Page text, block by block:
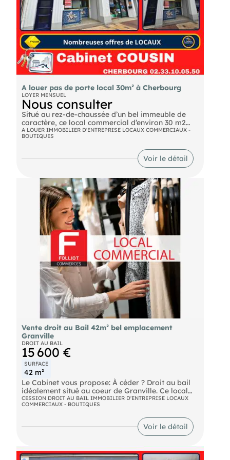
A louer pas de porte local 30m² à Cherbourg
LOYER MENSUEL
Nous consulter
Situé au rez-de-chaussée d’un bel immeuble de
caractère, ce local commercial d’environ 30 m2
bénéficie d’un emplacement agréable en centre-
ville. Le local comprend : • 1 boutique / espace
principal • 1 mezzanine • 1 WC Atouts : Accès PMR
Rideau de sécurité Local propre et fonctionnel Pas
de TVA Loyer : 800 euros HC / mois Idéal pour
services
A LOUER IMMOBILIER D'ENTREPRISE LOCAUX COMMERCIAUX -
BOUTIQUES
Voir le détail
Vente droit au Bail 42m² bel emplacement
Granville
DROIT AU BAIL
15 600 €
SURFACE
42 m²
Le Cabinet vous propose: À céder ? Droit au bail
idéalement situé au coeur de Granville. Ce local
commercial bénéficie d'un bel emplacement,
offrant une excellente visibilité et un flux piéton
agréable tout au long de l'année. Le local
développe une surface d'environ 42 m²,
parfaitement adaptée à une activité commerciale,
accessoires, galerie ou activité tertiaire.
Caractéristiques : Surface : 42 m² Loyer mensuel :
CESSION DROIT AU BAIL IMMOBILIER D'ENTREPRISE LOCAUX
COMMERCIAUX - BOUTIQUES
Voir le détail